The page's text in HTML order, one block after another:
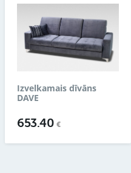
Izvelkamais dīvāns
DAVE
653.40€